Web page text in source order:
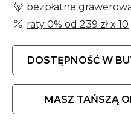
bezpłatne
raty 0% od 239 złx 10
DOSTĘPNOŚĆ W
MASZ TAŃSZĄ